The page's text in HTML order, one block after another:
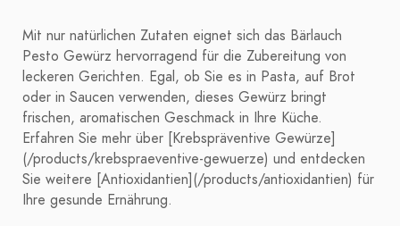
Mit nur natürlichen Zutaten eignet sich das Bärlauch
Pesto Gewürz hervorragend für die Zubereitung von
leckeren Gerichten. Egal, ob Sie es in Pasta, auf Brot
oder in Saucen verwenden, dieses Gewürz bringt
frischen, aromatischen Geschmack in Ihre Küche.
Erfahren Sie mehr über [Krebspräventive Gewürze]
(/products/krebspraeventive-gewuerze) und entdecken
Sie weitere [Antioxidantien](/products/antioxidantien) für
Ihre gesunde Ernährung.